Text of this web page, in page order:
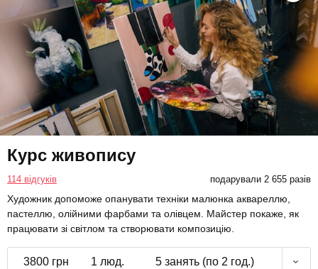
Курс живопису
114 відгуків подарували 2 655 разів
Художник допоможе опанувати техніки малюнка аквареллю,
пастеллю, олійними фарбами та олівцем. Майстер покаже, як
працювати зі світлом та створювати композицію.
3800 грн 1 люд. 5 занять (по 2 год.)